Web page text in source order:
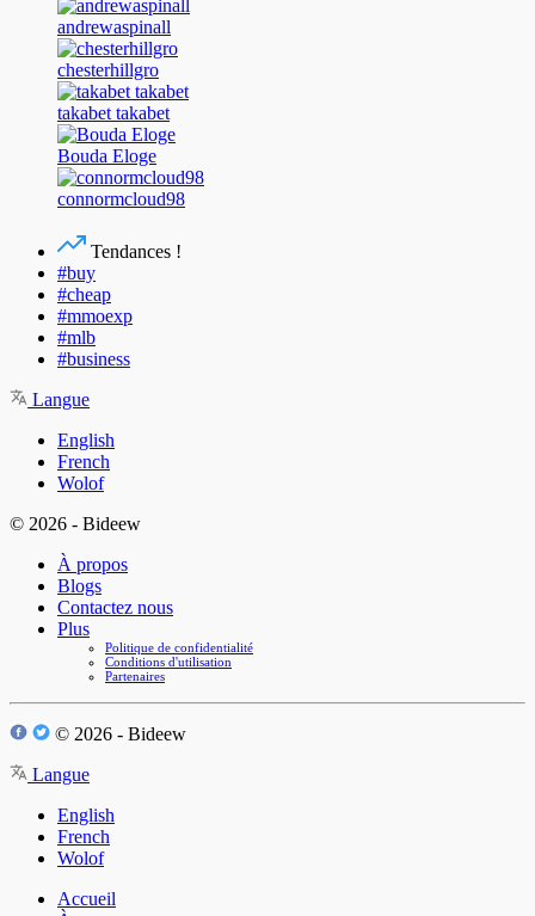
andrewaspinall
chesterhillgro
takabet takabet
Bouda Eloge
connormcloud98
Tendances !
#buy
#cheap
#mmoexp
#mlb
#business
Langue
English
French
Wolof
© 2026 - Bideew
À propos
Blogs
Contactez nous
Plus
Politique de confidentialité
Conditions d'utilisation
Partenaires
© 2026 - Bideew
Langue
English
French
Wolof
Accueil